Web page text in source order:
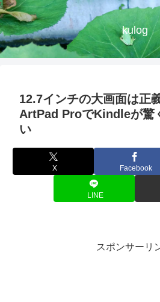
kulog
12.7インチの大画面は正
ArtPad ProでKindleが驚
い
X Facebook
LINE
スポンサーリ